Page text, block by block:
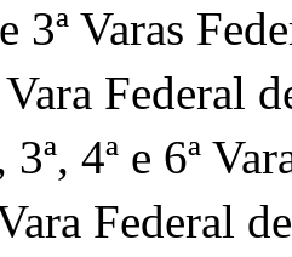
3ª Varas
Vara Federal
3ª, 4ª e 6ª
Federal